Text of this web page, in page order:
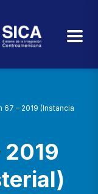
67 – 2019 (Instancia
2019